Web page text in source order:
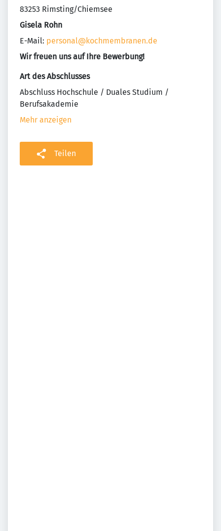
83253 Rimsting/Chiemsee
Gisela Rohn
E-Mail: personal@kochmembranen.de
Wir freuen uns auf Ihre Bewerbung!
Art des Abschlusses
Abschluss Hochschule / Duales Studium /
Berufsakademie
Mehr anzeigen
Teilen